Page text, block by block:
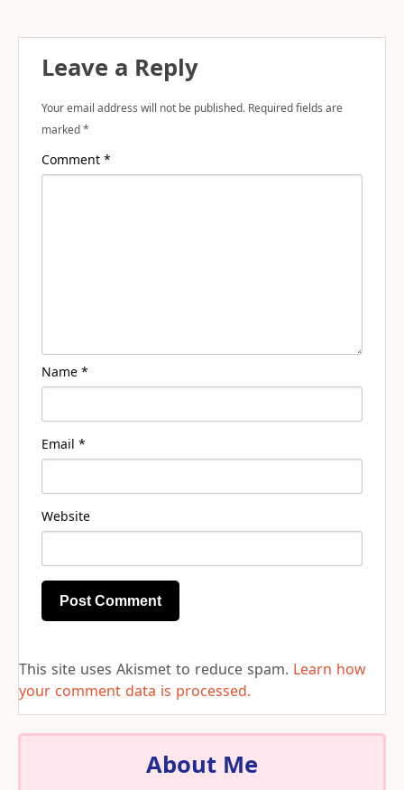
Leave a Reply
Your email address will not be published. Required fields are
marked*
Comment *
Name *
Email *
Website
This site uses Akismet to reduce spam. Learn how
your comment data is processed.
About Me